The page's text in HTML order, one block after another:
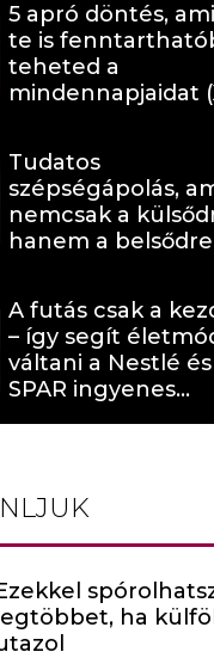
5 apró döntés,
te is
teheted a
mindennapjaidat
Tudatos
szépségápolás,
nemcsak a
hanem a
A futás csak a
– így segít
váltani a Nestlé és
SPAR ingyenes
legtöbbet, ha